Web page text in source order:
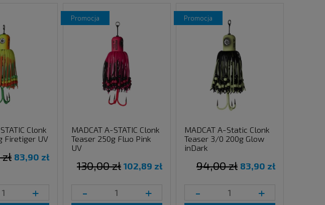
Clonk
Firetiger UV
83,90 zł
+
MADCAT A-STATIC Clonk
Teaser 250g Fluo Pink
UV
102,89 zł
130,00 zł
- +
promocja
MADCAT A-Static Clonk
Teaser 3/0 200g Glow
inDark
83,90 zł
94,00 zł
- +
promocja